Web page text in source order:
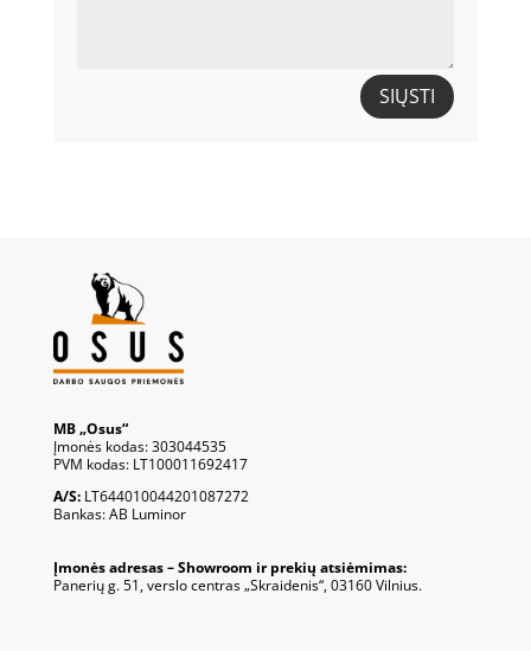
SIŲSTI
MB „Osus“
Įmonės kodas: 303044535
PVM kodas: LT100011692417
A/S:LT644010044201087272
Bankas: AB Luminor
Įmonės adresas – Showroom ir prekių atsiėmimas:
Panerių g. 51, verslo centras „Skraidenis“, 03160 Vilnius.